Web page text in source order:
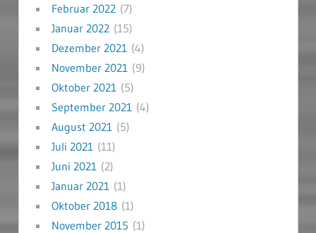
Februar 2022(7)
Januar 2022(15)
Dezember 2021 (4)
November 2021 (9)
Oktober 2021 (5)
September 2021 (4)
August 2021 (5)
Juli 2021 (11)
Juni 2021 (2)
Januar 2021 (1)
Oktober 2018(1)
November 2015 (1)